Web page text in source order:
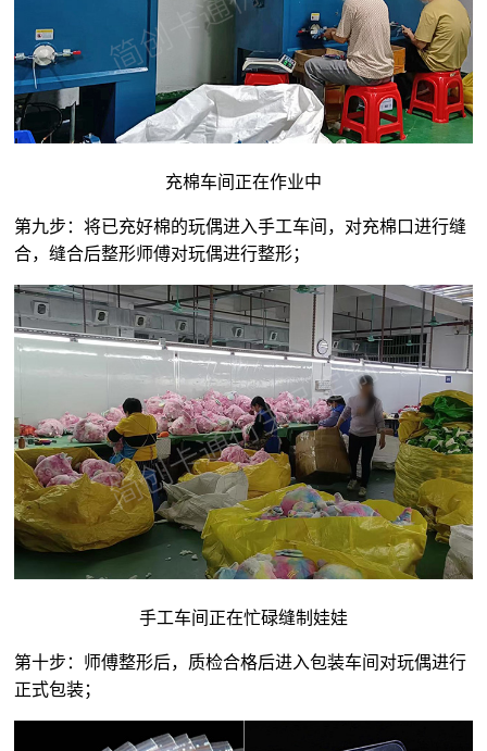
充棉车间正在作业中
第九步：将已充好棉的玩偶进入手工车间，对充棉口进行缝
合，缝合后整形师傅对玩偶进行整形；
手工车间正在忙碌缝制娃娃
第十步：师傅整形后，质检合格后进入包装车间对玩偶进行
正式包装；